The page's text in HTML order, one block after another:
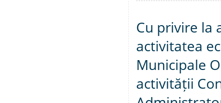
Cu privire la
activitatea
Municipale
activității